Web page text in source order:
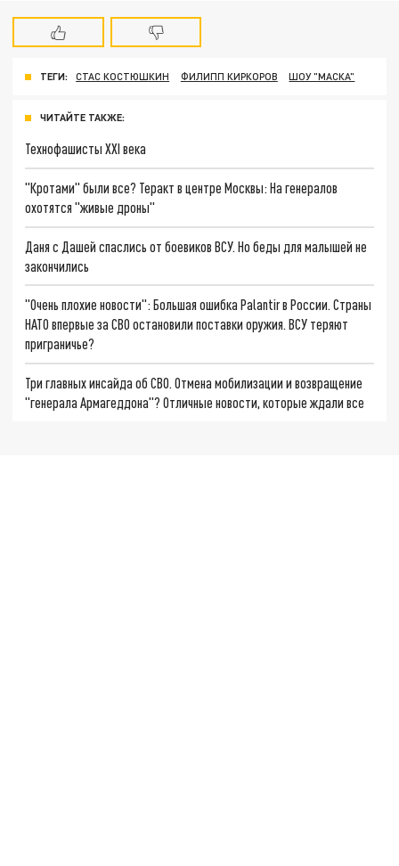
ТЕГИ: СТАС КОСТЮШКИН ФИЛИПП КИРКОРОВ ШОУ "МАСКА"
ЧИТАЙТЕ ТАКЖЕ:
Технофашисты XXI века
"Кротами" были все? Теракт в центре Москвы: На генералов
охотятся "живые дроны"
Даня с Дашей спаслись от боевиков ВСУ. Но беды для малышей не
закончились
"Очень плохие новости": Большая ошибка Palantir в России. Страны
НАТО впервые за СВО остановили поставки оружия. ВСУ теряют
приграничье?
Три главных инсайда об СВО. Отмена мобилизации и возвращение
"генерала Армагеддона"? Отличные новости, которые ждали все